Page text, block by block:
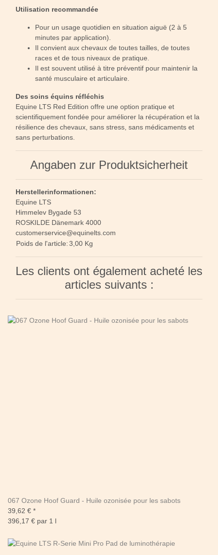
Utilisation recommandée
Pour un usage quotidien en situation aiguë (2 à 5
minutes par application).
Il convient aux chevaux de toutes tailles, de toutes
races et de tous niveaux de pratique.
Il est souvent utilisé à titre préventif pour maintenir la
santé musculaire et articulaire.
Des soins équins réfléchis
Equine LTS Red Edition offre une option pratique et
scientifiquement fondée pour améliorer la récupération et la
résilience des chevaux, sans stress, sans médicaments et
sans perturbations.
Angaben zur Produktsicherheit
Herstellerinformationen:
Equine LTS
Himmelev Bygade 53
ROSKILDE Dänemark 4000
customerservice@equinelts.com
Poids de l'article:3,00 Kg
Les clients ont également acheté les
articles suivants :
067 Ozone Hoof Guard - Huile ozonisée pour les sabots
39,62 € *
396,17 € par 1 l